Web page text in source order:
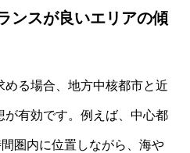
ンスが良いエリアの傾
める場合、地方中核都市と近
有効です。例えば、中心都
圏内に位置しながら、海や